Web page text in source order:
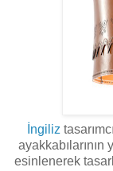
İngiliz tasarımcı
esinlenerek